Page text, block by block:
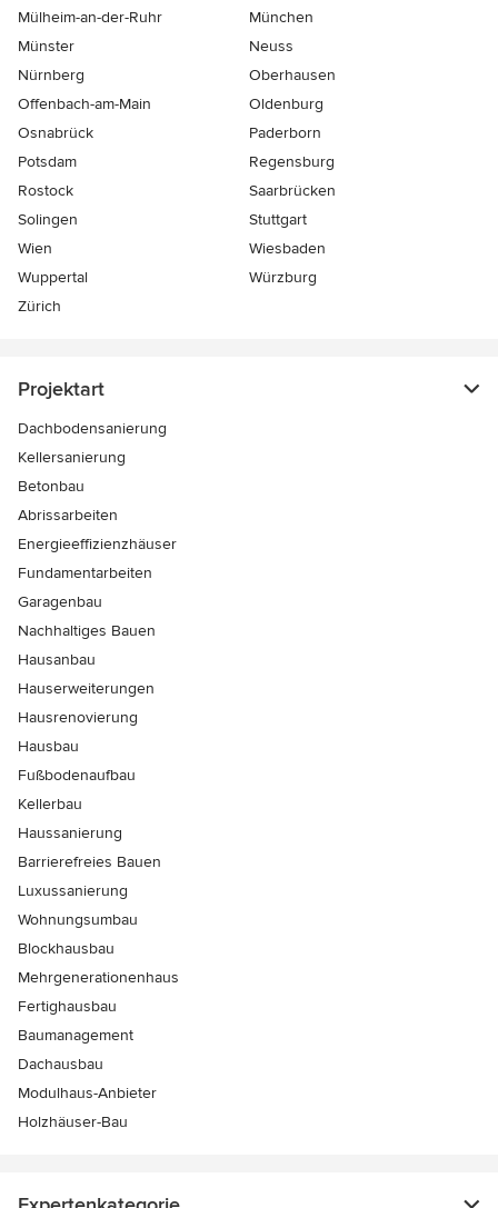
Mülheim-an-der-Ruhr
München
Münster
Neuss
Nürnberg
Oberhausen
Offenbach-am-Main
Oldenburg
Osnabrück
Paderborn
Potsdam
Regensburg
Rostock
Saarbrücken
Solingen
Stuttgart
Wien
Wiesbaden
Wuppertal
Würzburg
Zürich
Projektart
Dachbodensanierung
Kellersanierung
Betonbau
Abrissarbeiten
Energieeffizienzhäuser
Fundamentarbeiten
Garagenbau
Nachhaltiges Bauen
Hausanbau
Hauserweiterungen
Hausrenovierung
Hausbau
Fußbodenaufbau
Kellerbau
Haussanierung
Barrierefreies Bauen
Luxussanierung
Wohnungsumbau
Blockhausbau
Mehrgenerationenhaus
Fertighausbau
Baumanagement
Dachausbau
Modulhaus-Anbieter
Holzhäuser-Bau